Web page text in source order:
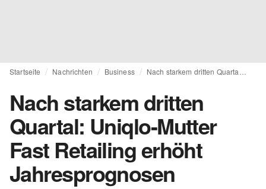
Startseite Nachrichten Business
Nach starkem dritten
Quartal: Uniqlo-Mutter
Fast Retailing erhöht
Jahresprognosen